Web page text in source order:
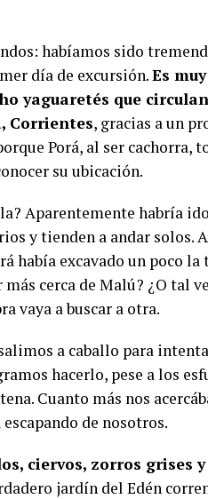
habíamos sido
día de excursión.Es
yaguaretés que
Corrientes, gracias a un
Porá, al ser cachorra,
su ubicación.
Aparentemente habría
y tienden a andar solos.
había excavado un poco
cerca de Malú? ¿O tal
vaya a buscar a otra.
a caballo para
hacerlo, pese a los
Cuanto más nos
de nosotros.
ciervos, zorros grises
jardín del Edén